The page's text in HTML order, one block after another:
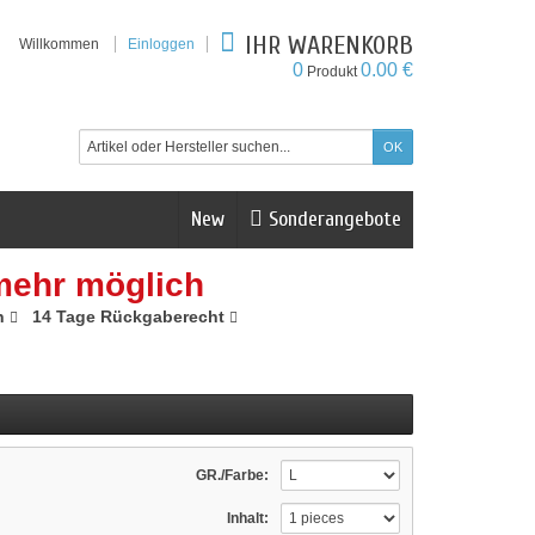
Willkommen Einloggen IHR WARENKORB
0 Produkt0.00 €
Sonderangebote
New
möglich
14 Tage Rückgaberecht
GR./Farbe:
Inhalt: